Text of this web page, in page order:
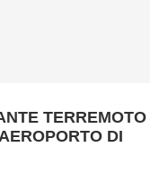
TERREMOTO
DI